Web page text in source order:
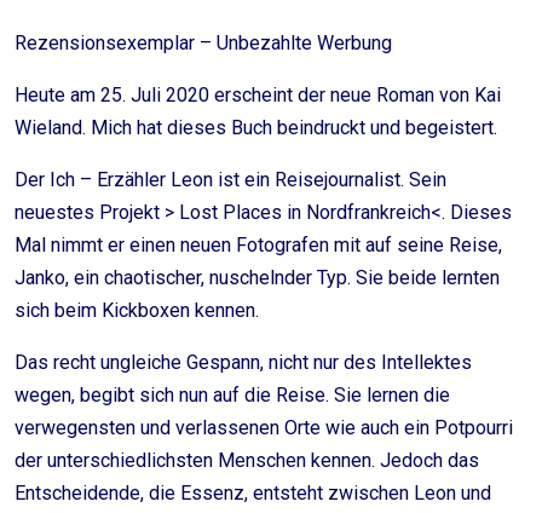
Rezensionsexemplar – Unbezahlte Werbung
Heute am 25. Juli 2020 erscheint der neue Roman von Kai
Wieland. Mich hat dieses Buch beindruckt und begeistert.
Der Ich – Erzähler Leon ist ein Reisejournalist. Sein
neuestes Projekt > Lost Places in Nordfrankreich<. Dieses
Mal nimmt er einen neuen Fotografen mit auf seine Reise,
Janko, ein chaotischer, nuschelnder Typ. Sie beide lernten
sich beim Kickboxen kennen.
Das recht ungleiche Gespann, nicht nur des Intellektes
wegen, begibt sich nun auf die Reise. Sie lernen die
verwegensten und verlassenen Orte wie auch ein Potpourri
der unterschiedlichsten Menschen kennen. Jedoch das
Entscheidende, die Essenz, entsteht zwischen Leon und